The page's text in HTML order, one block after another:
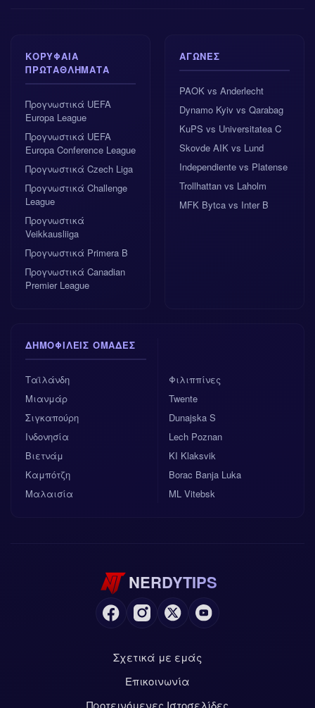
ΚΟΡΥΦΑΊΑ
ΠΡΩΤΑΘΛΉΜΑΤΑ
Προγνωστικά UEFA
Europa League
Προγνωστικά UEFA
Europa Conference League
Προγνωστικά Czech Liga
Προγνωστικά Challenge
League
Προγνωστικά
Veikkausliiga
Προγνωστικά Primera B
Προγνωστικά Canadian
Premier League
ΑΓΏΝΕΣ
PAOK vs Anderlecht
Dynamo Kyiv vs Qarabag
KuPS vs Universitatea C
Skovde AIK vs Lund
Independiente vs Platense
Trollhattan vs Laholm
MFK Bytca vs Inter B
ΔΗΜΟΦΙΛΕΊΣ ΟΜΆΔΕΣ
Ταϊλάνδη
Μιανμάρ
Σιγκαπούρη
Ινδονησία
Βιετνάμ
Καμπότζη
Μαλαισία
Φιλιππίνες
Twente
Dunajska S
Lech Poznan
KI Klaksvik
Borac Banja Luka
ML Vitebsk
NERDYTIPS
Σχετικά με εμάς
Επικοινωνία
Προτεινόμενες Ιστοσελίδες